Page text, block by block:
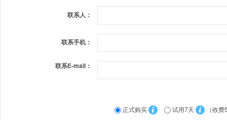
联系人：
联系手机：
联系E-mail：
正式购买 试用7天
（收费